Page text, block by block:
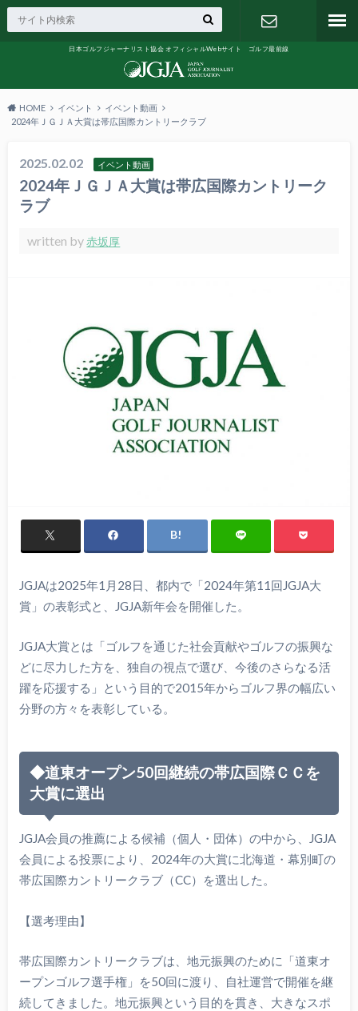
日本ゴルフジャーナリスト協会 オフィシャルWebサイト ゴルフ最前線
HOME イベント
イベント動画
2024年ＪＧＪＡ大賞は帯広国際カントリークラブ
2025.02.02 イベント動画
2024年ＪＧＪＡ大賞は帯広国際カントリーク
ラブ
written by赤坂厚
JGJAは2025年1月28日、都内で「2024年第11回JGJA大
賞」の表彰式と、JGJA新年会を開催した。
JGJA大賞とは「ゴルフを通じた社会貢献やゴルフの振興な
どに尽力した方を、独自の視点で選び、今後のさらなる活
躍を応援する」という目的で2015年からゴルフ界の幅広い
分野の方々を表彰している。
◆道東オープン50回継続の帯広国際ＣＣを
大賞に選出
JGJA会員の推薦による候補（個人・団体）の中から、JGJA
会員による投票により、2024年の大賞に北海道・幕別町の
帯広国際カントリークラブ（CC）を選出した。
【選考理由】
帯広国際カントリークラブは、地元振興のために「道東オ
ープンゴルフ選手権」を50回に渡り、自社運営で開催を継
続してきました。地元振興という目的を貫き、大きなスポ